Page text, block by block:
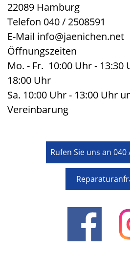
22089 Hamburg
Telefon 040 / 2508591
E-Mail info@jaenichen.net
Öffnungszeiten
Mo. - Fr. 10:00 Uhr - 13:30
18:00 Uhr
Sa. 10:00 Uhr - 13:00 Uhr
Vereinbarung
Rufen Sie uns an 040